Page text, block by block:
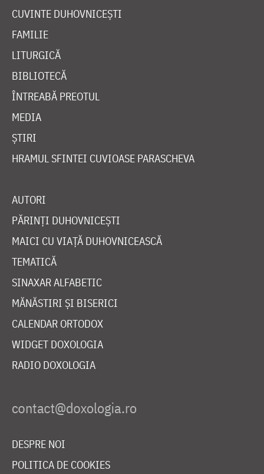
CUVINTE DUHOVNICEȘTI
FAMILIE
LITURGICĂ
BIBLIOTECĂ
ÎNTREABĂ PREOTUL
MEDIA
ȘTIRI
HRAMUL SFINTEI CUVIOASE PARASCHEVA
AUTORI
PĂRINȚI DUHOVNICEȘTI
MAICI CU VIAȚĂ DUHOVNICEASCĂ
TEMATICĂ
SINAXAR ALFABETIC
MĂNĂSTIRI ȘI BISERICI
CALENDAR ORTODOX
WIDGET DOXOLOGIA
RADIO DOXOLOGIA
DESPRE NOI
POLITICA DE COOKIES